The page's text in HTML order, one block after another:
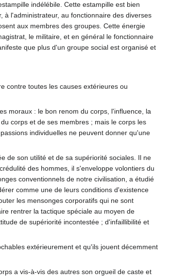
indélébile. Cette estampille est bien
l'administrateur, au fonctionnaire des diverses
aux membres des groupes. Cette énergie
le militaire, et en général le fonctionnaire
que plus d'un groupe social est organisé et
contre toutes les causes extérieures ou
moraux : le bon renom du corps, l'influence, la
corps et de ses membres ; mais le corps les
individuelles ne peuvent donner qu'une
de son utilité et de sa supériorité sociales. Il ne
des hommes, il s'enveloppe volontiers du
conventionnels de notre civilisation, a étudié
comme une de leurs conditions d'existence
les mensonges corporatifs qui ne sont
rentrer la tactique spéciale au moyen de
de supériorité incontestée ; d'infaillibilité et
extérieurement et qu'ils jouent décemment
a vis-à-vis des autres son orgueil de caste et